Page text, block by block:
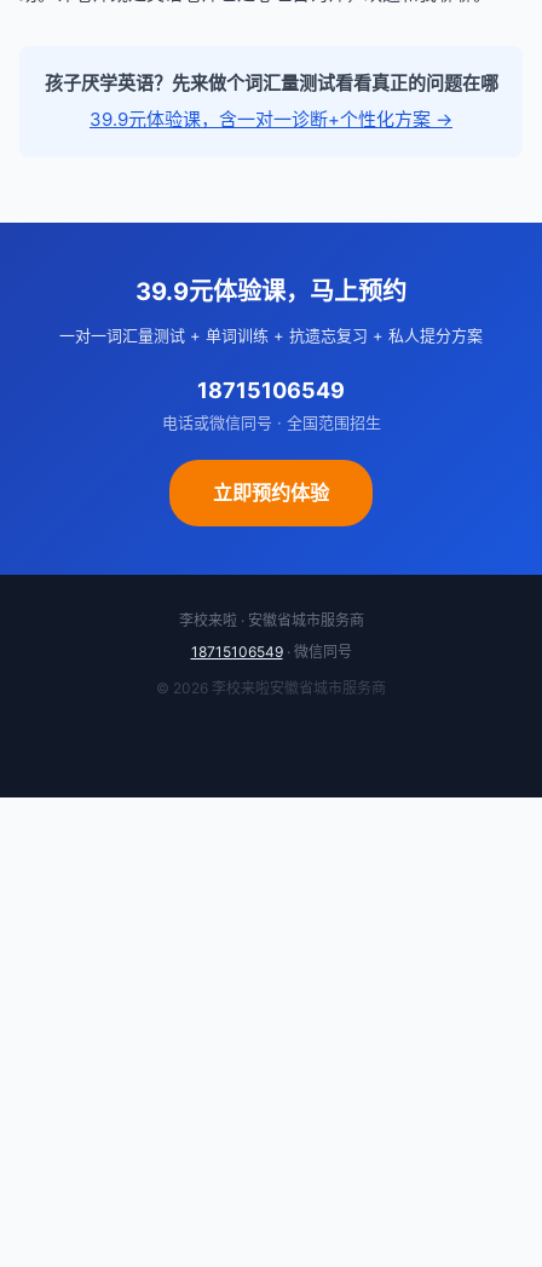
孩子厌学英语？先来做个词汇量测试看看真正的问题在哪
39.9元体验课，含一对一诊断+个性化方案 →
39.9元体验课，马上预约
一对一词汇量测试 + 单词训练 + 抗遗忘复习 + 私人提分方案
18715106549
电话或微信同号 · 全国范围招生
立即预约体验
李校来啦 · 安徽省城市服务商
18715106549· 微信同号
© 2026 李校来啦安徽省城市服务商